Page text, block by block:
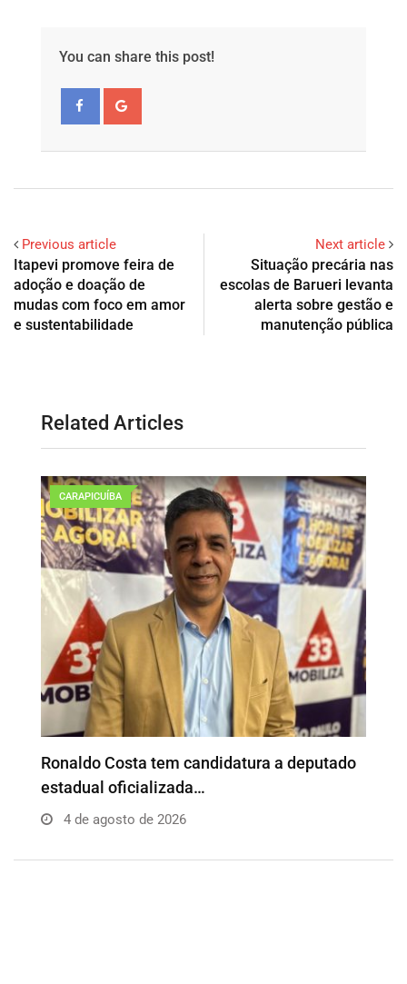
You can share this post!
Previous article
Itapevi promove feira de
adoção e doação de
mudas com foco em amor
e sustentabilidade
Next article
Situação precária nas
escolas de Barueri levanta
alerta sobre gestão e
manutenção pública
Related Articles
CARAPICUÍBA
Além da Influência reúne empresários e
profissionais para…
4 de agosto de 2026